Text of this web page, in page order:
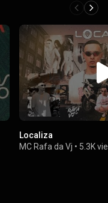
Localiza
MC Rafa da Vj • 5.3K